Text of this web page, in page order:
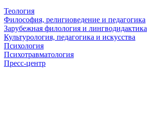
Теология
Философия, религиоведение и педагогика
Зарубежная филология и лингводидактика
Культурология, педагогика и искусства
Психология
Психотравматология
Пресс-центр